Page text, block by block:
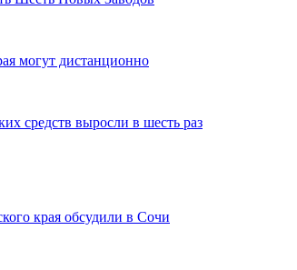
могут дистанционно
средств выросли в шесть раз
края обсудили в Сочи